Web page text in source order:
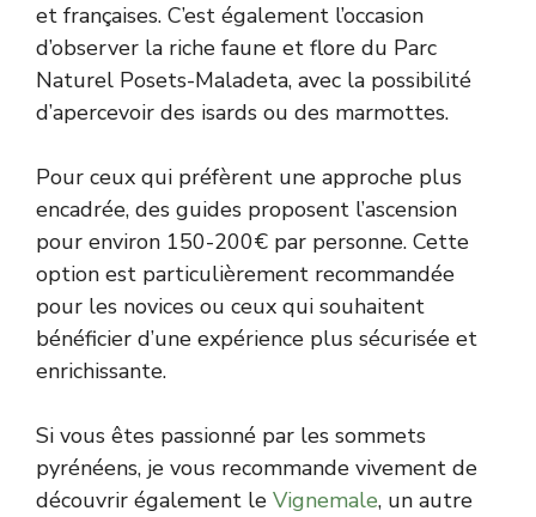
et françaises. C’est également l’occasion
d’observer la riche faune et flore du Parc
Naturel Posets-Maladeta, avec la possibilité
d’apercevoir des isards ou des marmottes.
Pour ceux qui préfèrent une approche plus
encadrée, des guides proposent l’ascension
pour environ 150-200€ par personne. Cette
option est particulièrement recommandée
pour les novices ou ceux qui souhaitent
bénéficier d’une expérience plus sécurisée et
enrichissante.
Si vous êtes passionné par les sommets
pyrénéens, je vous recommande vivement de
découvrir également le Vignemale, un autre